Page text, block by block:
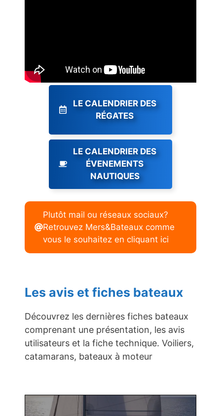
LE CALENDRIER DES
RÉGATES
LE CALENDRIER DES
ÉVENEMENTS
NAUTIQUES
Plutôt mail ou réseaux sociaux?
Retrouvez Mers&Bateaux comme
vous le souhaitez en cliquant ici
Les avis et fiches bateaux
Découvrez les dernières fiches bateaux
comprenant une présentation, les avis
utilisateurs et la fiche technique. Voiliers,
catamarans, bateaux à moteur